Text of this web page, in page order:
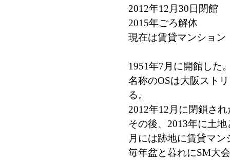
2012年12月30日閉館
2015年ごろ解体
現在は賃貸マンション
1951年7月に開館した
名称のOSは大阪スト
る。
2012年12月に閉鎖され
その後、2013年に土
月には跡地に賃貸マ
毎年盆と暮れにSM大